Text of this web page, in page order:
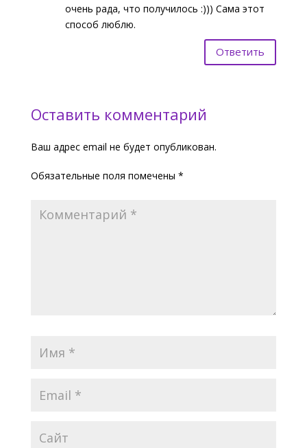
очень рада, что получилось :))) Сама этот
способ люблю.
Ответить
Оставить комментарий
Ваш адрес email не будет опубликован.
Обязательные поля помечены *